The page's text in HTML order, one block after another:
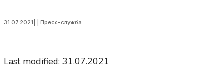
31.07.2021 Пресс-служба
Last modified: 31.07.2021